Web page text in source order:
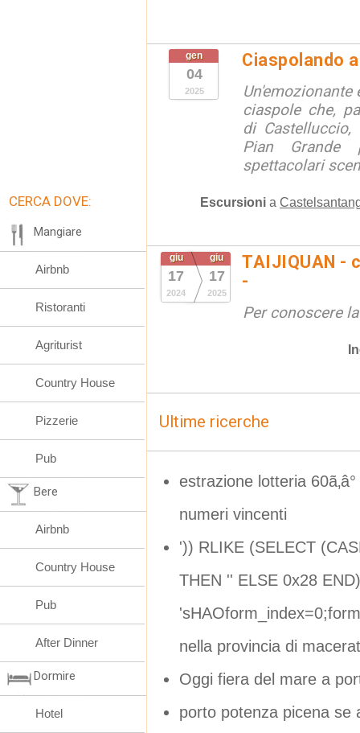
gen
04
2025
Ciaspolando
ciaspole che,
di
Pian
spettacolari
Escursioni a
giu
17
2024
giu
17
2025
TAIJIQUAN -
-
Per conoscere
Ultime ricerche
estrazione lotteria
numeri vincenti
')) RLIKE (SELECT
THEN '' ELSE 0x28
nella provincia di
Oggi fiera del mare a
porto potenza picena se
CERCA DOVE:
Mangiare
Airbnb
Ristoranti
Agriturist
Country House
Pizzerie
Pub
Bere
Airbnb
Country House
Pub
After Dinner
Dormire
Hotel